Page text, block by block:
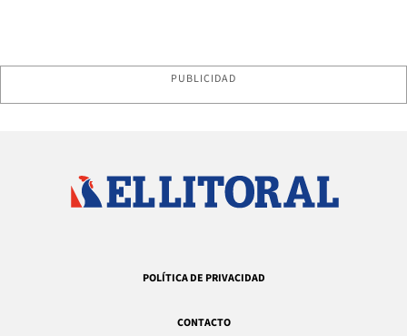
PUBLICIDAD
POLÍTICA DE PRIVACIDAD
CONTACTO